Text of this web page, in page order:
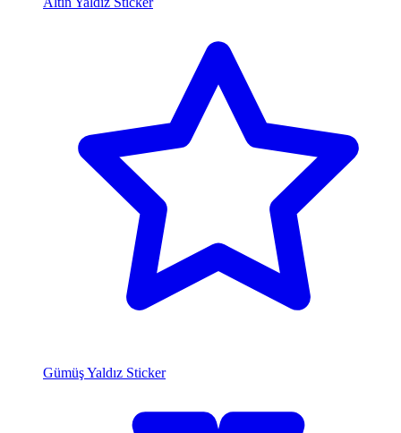
Gümüş Yaldız Sticker